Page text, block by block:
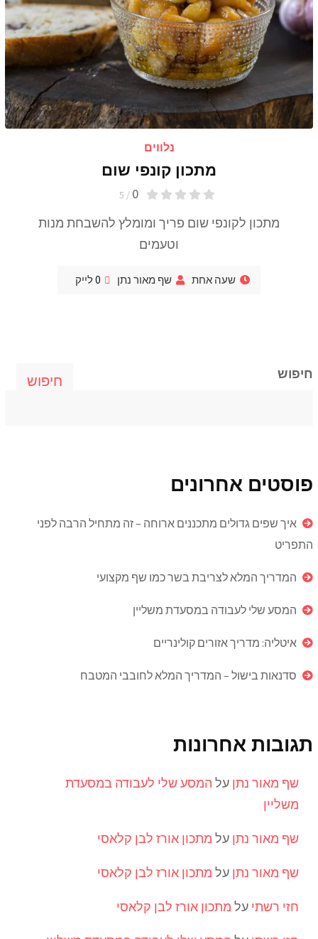
נלווים
מתכון קונפי שום
0
/ 5
מתכון לקונפי שום פריך ומומלץ להשבחת מנות
וטעמים
שעה אחת שף מאור נתן 0לייק
חיפוש חיפוש
פוסטים אחרונים
איך שפים גדולים מתכננים ארוחה – זה מתחיל הרבה לפני
התפריט
המדריך המלא לצריבת בשר כמו שף מקצועי
המסע שלי לעבודה במסעדת משליין
איטליה: מדריך אזורים קולינריים
סדנאות בישול – המדריך המלא לחובבי המטבח
תגובות אחרונות
שף מאור נתן על המסע שלי לעבודה במסעדת
משליין
שף מאור נתן על מתכון אורז לבן קלאסי
שף מאור נתן על מתכון אורז לבן קלאסי
חזי רשתי על מתכון אורז לבן קלאסי